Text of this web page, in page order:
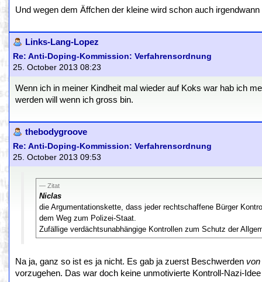
Und wegen dem Äffchen der kleine wird schon auch
Links-Lang-Lopez
Re: Anti-Doping-Kommission: Verfahrensordnung
25. October 2013 08:23
Wenn ich in meiner Kindheit mal wieder auf Koks war hab ich
werden will wenn ich gross bin.
thebodygroove
Re: Anti-Doping-Kommission: Verfahrensordnung
25. October 2013 09:53
Zitat
Niclas
die Argumentationskette, dass jeder rechtschaffene Bürger
dem Weg zum Polizei-Staat.
Zufällige verdächtsunabhängige Kontrollen zum Schutz der
Na ja, ganz so ist es ja nicht. Es gab ja zuerst Beschwerden von
vorzugehen. Das war doch keine unmotivierte Kontroll-Nazi-